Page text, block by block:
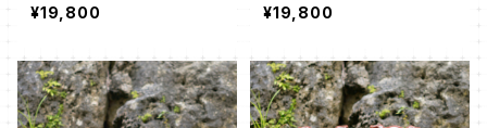
¥19,800
¥19,800